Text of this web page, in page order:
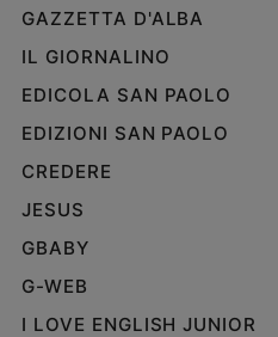
GAZZETTA D'ALBA
IL GIORNALINO
EDICOLA SAN PAOLO
EDIZIONI SAN PAOLO
CREDERE
JESUS
GBABY
G-WEB
I LOVE ENGLISH JUNIOR